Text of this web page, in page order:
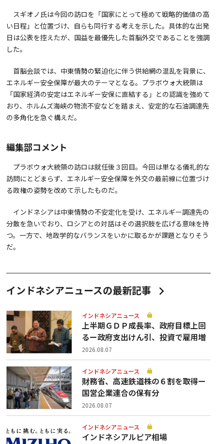
スギオノ氏は今回の訪ロを「国家にとって極めて戦略的価値の高
い日程」と位置づけ、自らも同行する考えを示した。具体的な出発
日は公表を控えたが、国益を最優先した首脳外交であることを強調
した。
首脳会談では、中東情勢の緊迫化に伴う供給網の混乱を背景に、
エネルギー安全保障が最大のテーマとなる。プラボウォ大統領は
「国家経済の安定はエネルギー安保に直結する」との認識を強めて
おり、ホルムズ海峡の物流不安などを踏まえ、安定的な石油調達先
の多角化を急ぐ構えだ。
編集部コメント
プラボウォ大統領の訪ロは就任後３回目。今回は単なる儀礼的な
訪問にとどまらず、エネルギー安全保障を外交の最前線に位置づけ
る政権の姿勢を改めて示したものだ。
インドネシアは中東情勢の不安定化を受け、エネルギー調達先の
分散を急いでおり、ロシアとの対話はその選択肢を広げる意味を持
つ。一方で、地政学的なバランスをいかに取るかが課題となりそう
だ。
インドネシアニュースの最新記事
インドネシアニュース
上半期ＧＤＰ成長率、政府目標上回
るー政府支出けん引、投資で雇用増
2026.08.07
インドネシアニュース
財務省、高速鉄道株の６割を取得ー
国営企業連合の保有分
2026.08.07
インドネシアニュース
インドネシアルピア相場